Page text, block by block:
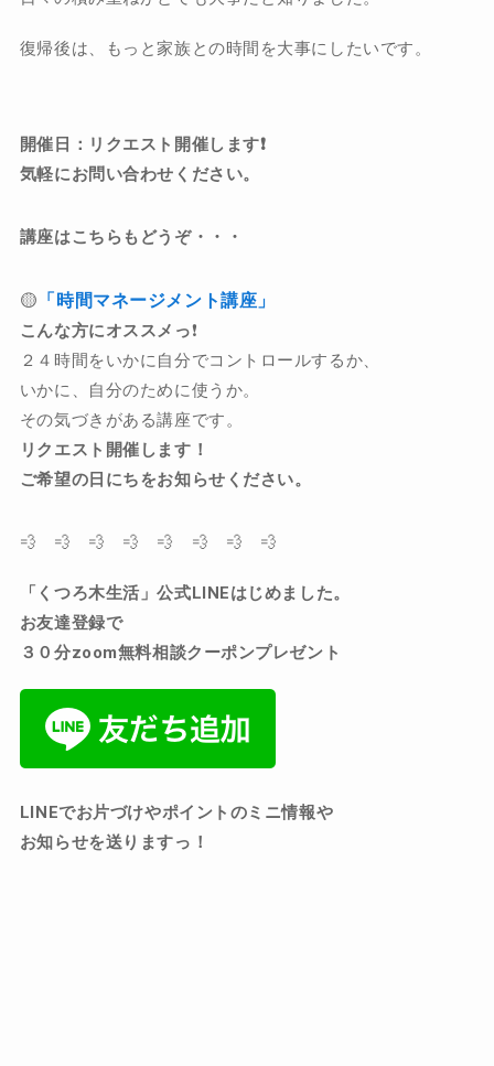
復帰後は、もっと家族との時間を大事にしたいです。
開催日：リクエスト開催します❗️
気軽にお問い合わせください。
講座はこちらもどうぞ・・・
🟡 「時間マネージメント講座」
こんな方にオススメっ❗️
２４時間をいかに自分でコントロールするか、
いかに、自分のために使うか。
その気づきがある講座です。
リクエスト開催します！
ご希望の日にちをお知らせください。
💨 💨 💨 💨 💨 💨 💨 💨
「くつろ木生活」公式LINEはじめました。
お友達登録で
３０分zoom無料相談クーポンプレゼント
LINEでお片づけやポイントのミニ情報や
お知らせを送りますっ！